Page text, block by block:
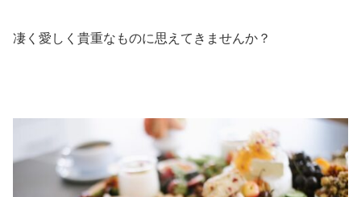
凄く愛しく貴重なものに思えてきませんか？